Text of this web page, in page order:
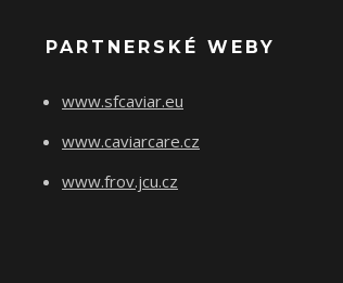
PARTNERSKÉ WEBY
www.sfcaviar.eu
www.caviarcare.cz
www.frov.jcu.cz